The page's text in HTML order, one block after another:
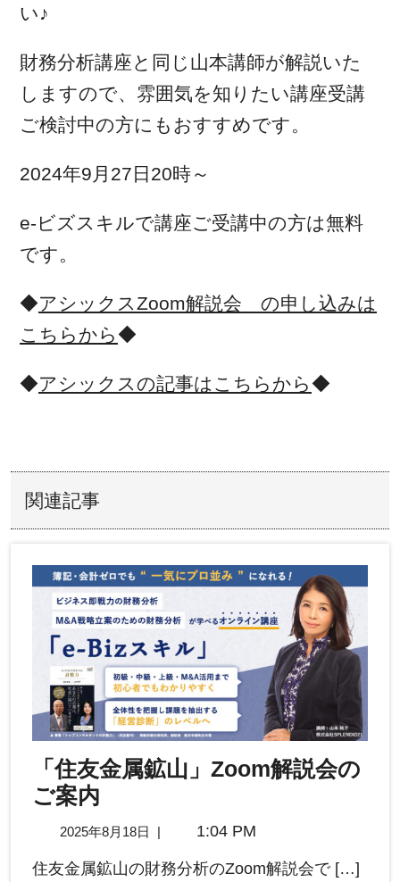
い♪
財務分析講座と同じ山本講師が解説いた
しますので、雰囲気を知りたい講座受講
ご検討中の方にもおすすめです。
2024年9月27日20時～
e-ビズスキルで講座ご受講中の方は無料
です。
◆アシックスZoom解説会 の申し込みは
こちらから◆
◆アシックスの記事はこちらから◆
「住友金属鉱山」Zoom解説会の
ご案内
2025年8月18日 | 1:04 PM
住友金属鉱山の財務分析のZoom解説会で […]